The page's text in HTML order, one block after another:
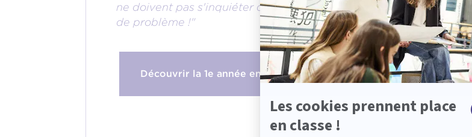
ne doivent pas s'inquiéter du manque de connaissances en
de problème !"
Découvrir la 1e année en architecture intérieure à CREAD